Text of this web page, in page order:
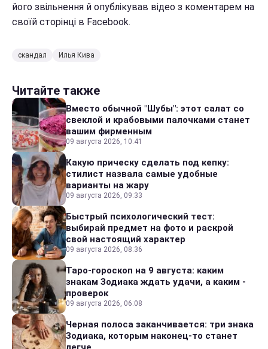
його звільнення й опублікував відео з коментарем на
своїй сторінці в Facebook.
скандал Илья Кива
Читайте также
Вместо обычной "Шубы": этот салат со
свеклой и крабовыми палочками станет
вашим фирменным
09 августа 2026, 10:41
Какую прическу сделать под кепку:
стилист назвала самые удобные
варианты на жару
09 августа 2026, 09:33
Быстрый психологический тест:
выбирай предмет на фото и раскрой
свой настоящий характер
09 августа 2026, 08:36
Таро-гороскоп на 9 августа: каким
знакам Зодиака ждать удачи, а каким -
проверок
09 августа 2026, 06:08
Черная полоса заканчивается: три знака
Зодиака, которым наконец-то станет